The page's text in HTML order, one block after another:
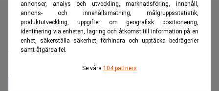
annonser, analys och utveckling, marknadsföring, innehåll,
annons- och innehållsmätning, målgruppsstatistik,
produktutveckling, uppgifter om geografisk positionering,
identifiering via enheten, lagring och åtkomst till information på en
enhet, säkerställa säkerhet, förhindra och upptäcka bedrägerier
samt åtgärda fel.
Se våra 104 partners
Realtid är en oberoende och kostnadsfri nyhetskanal för
dig som vill fördjupa dig inom finans- och